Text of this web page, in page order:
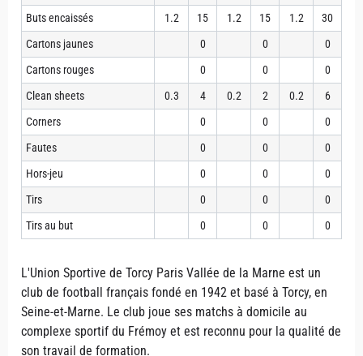
Buts encaissés
1.2 15 1.2 15 1.2
30
Cartons jaunes
0 0
0
Cartons rouges
0 0
0
Clean sheets
0.3 4 0.2 2 0.2
6
Corners
0 0
0
Fautes
0 0
0
Hors-jeu
0 0
0
Tirs
0 0
0
Tirs au but
0 0 0
L'Union Sportive de Torcy Paris Vallée de la Marne est un
club de football français fondé en 1942 et basé à Torcy, en
Seine-et-Marne. Le club joue ses matchs à domicile au
complexe sportif du Frémoy et est reconnu pour la qualité de
son travail de formation.